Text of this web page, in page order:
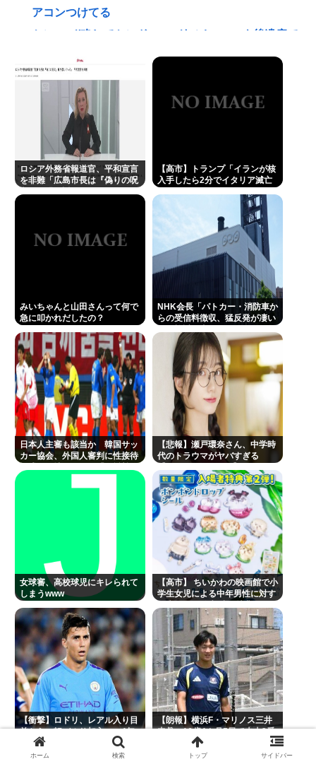
アコンつけてる
ケンコバ(略してケンドーコバヤシ)、コロナ後遺症で
炭酸を飲むとあばら骨がバキバキに折れる
林家パー子、認知症だった
英名門大学最年少の黒人教授が辞任 論文盗作疑惑に
は必殺「人種差別ガー」で反撃
弁護士「オタクの献血は『女性の体内に自分の体液
を入れる』のが目的。場合によっては不同意性交罪
に当たる」
テレ東・田中瞳アナが苦言 「面識のない方々にカメ
ラを向けられることに恐怖を」 ロケ撮影時に勝手に
撮影してくる人に注意喚起
ミッチー再婚！57歳でパパに！ 芸能界50代パパ続々
有吉弘行、小澤征悦、草彅剛、ケンコバも
堀大輔さん、寝る間も惜しんでレスバ祭りwww
佐藤二朗の新作映画が撮影中止お蔵入りwww
Powered by livedoor 相互RSS
ロシア外務省報道官、平和宣言
を非難「広島市長は『偽りの呪
【高市】トランプ「イランが核
入手したら2分でイタリア滅亡
「でも核兵器実戦で使ったのお
みいちゃんと山田さんって何で
急に叩かれだしたの？
NHK会長「パトカー・消防車か
らの受信料徴収、猛反発が凄い
日本人主審も該当か 韓国サッ
カー協会、外国人審判に性接待
【悲報】瀬戸環奈さん、中学時
代のトラウマがヤバすぎる
女球審、高校球児にキレられて
しまうwww
【高市】 ちいかわの映画館で小
学生女児による中年男性に対す
だり
【衝撃】ロドリ、レアル入り目
前から一転バルサ加入へ 4年
契約で年俸55億円準備
【朗報】横浜F・マリノス三井
寺眞、16歳4カ月5日で史上2番
目の年少ゴール！全3得点に絡
ホーム 検索 トップ サイドバー